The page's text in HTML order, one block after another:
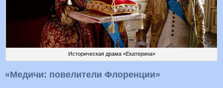
Историческая драма «Екатерина»
«Медичи: повелители Флоренции»